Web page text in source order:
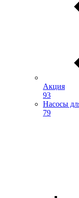
Акция
93
Насосы
79